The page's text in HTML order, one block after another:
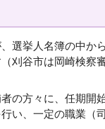
選挙人名簿の中か
刈谷市は岡崎検察
の方々に、任期開
い、一定の職業（